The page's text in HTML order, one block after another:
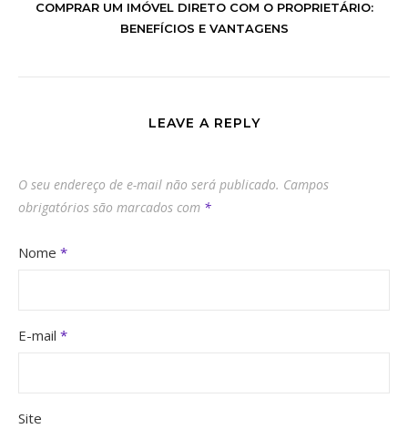
COMPRAR UM IMÓVEL DIRETO COM O PROPRIETÁRIO:
BENEFÍCIOS E VANTAGENS
LEAVE A REPLY
O seu endereço de e-mail não será publicado. Campos
obrigatórios são marcados com *
Nome *
E-mail *
Site